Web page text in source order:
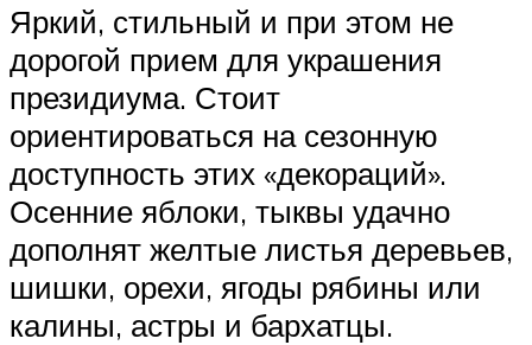
Яркий, стильный и при этом не
дорогой прием для украшения
президиума. Стоит
ориентироваться на сезонную
доступность этих «декораций».
Осенние яблоки, тыквы удачно
дополнят желтые листья деревьев,
шишки, орехи, ягоды рябины или
калины, астры и бархатцы.